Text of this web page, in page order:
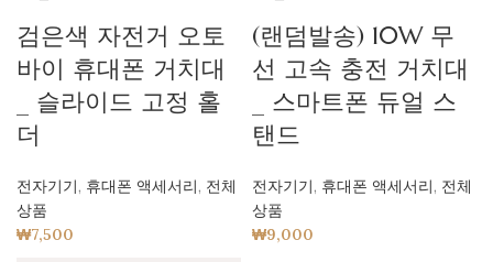
검은색 자전거 오토
바이 휴대폰 거치대
_ 슬라이드 고정 홀
더
전자기기, 휴대폰 액세서리, 전체
상품
₩7,500
(랜덤발송) 10W 무
선 고속 충전 거치대
_ 스마트폰 듀얼 스
탠드
전자기기, 휴대폰 액세서리, 전체
상품
₩9,000